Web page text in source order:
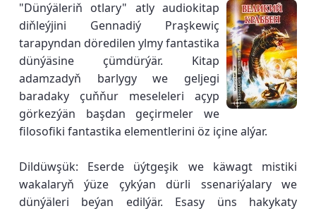
"Dünýäleriň otlary" atly audiokitap
diňleýjini Gennadiý Praşkewiç
tarapyndan döredilen ylmy fantastika
dünýäsine çümdürýär. Kitap
adamzadyň barlygy we geljegi
baradaky çuňňur meseleleri açyp
görkezýän başdan geçirmeler we
filosofiki fantastika elementlerini öz içine alýar.
Dildüwşük: Eserde üýtgeşik we käwagt mistiki
wakalaryň ýüze çykýan dürli ssenariýalary we
dünýäleri beýan edilýär. Esasy üns hakykaty